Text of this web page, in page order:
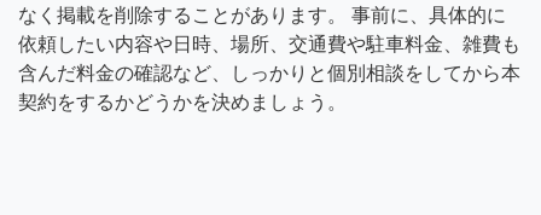
なく掲載を削除することがあります。 事前に、具体的に
依頼したい内容や日時、場所、交通費や駐車料金、雑費も
含んだ料金の確認など、しっかりと個別相談をしてから本
契約をするかどうかを決めましょう。